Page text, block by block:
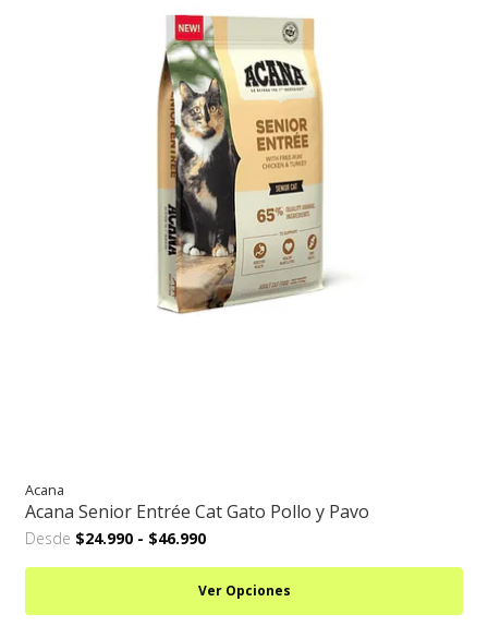
Acana
Acana Senior Entrée Cat Gato Pollo y Pavo
Desde $24.990 - $46.990
Ver Opciones